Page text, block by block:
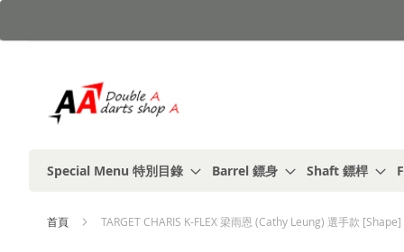
到
Special Menu 特別目錄
Barrel 鏢身 Shaft 鏢桿
首頁 TARGET CHARIS K-FLEX 梁雨恩 (Cathy Leung) 選手款 [Shape]